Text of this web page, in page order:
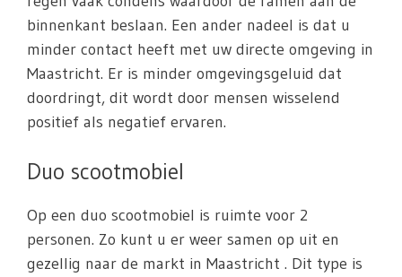
binnenkant beslaan. Een ander nadeel is dat u
minder contact heeft met uw directe omgeving in
Maastricht. Er is minder omgevingsgeluid dat
doordringt, dit wordt door mensen wisselend
positief als negatief ervaren.
Duo scootmobiel
Op een duo scootmobiel is ruimte voor 2
personen. Zo kunt u er weer samen op uit en
gezellig naar de markt in Maastricht . Dit type is